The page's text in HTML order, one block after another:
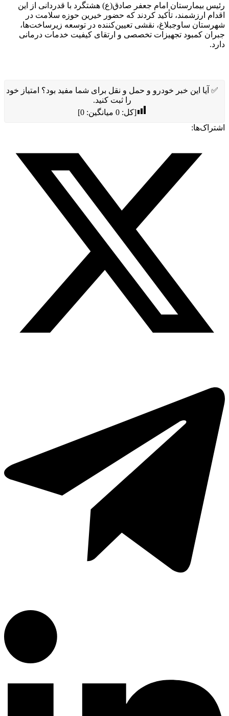
رئیس بیمارستان امام جعفر صادق(ع) هشتگرد با قدردانی از این
اقدام ارزشمند، تأکید کردند که حضور خیرین حوزه سلامت در
شهرستان ساوجبلاغ، نقشی تعیین‌کننده در توسعه زیرساخت‌ها،
جبران کمبود تجهیزات تخصصی و ارتقای کیفیت خدمات درمانی
دارد.
✅ آیا این خبر خودرو و حمل و نقل برای شما مفید بود؟ امتیاز خود
را ثبت کنید.
[کل:0 میانگین:0
]
اشتراک‌ها: